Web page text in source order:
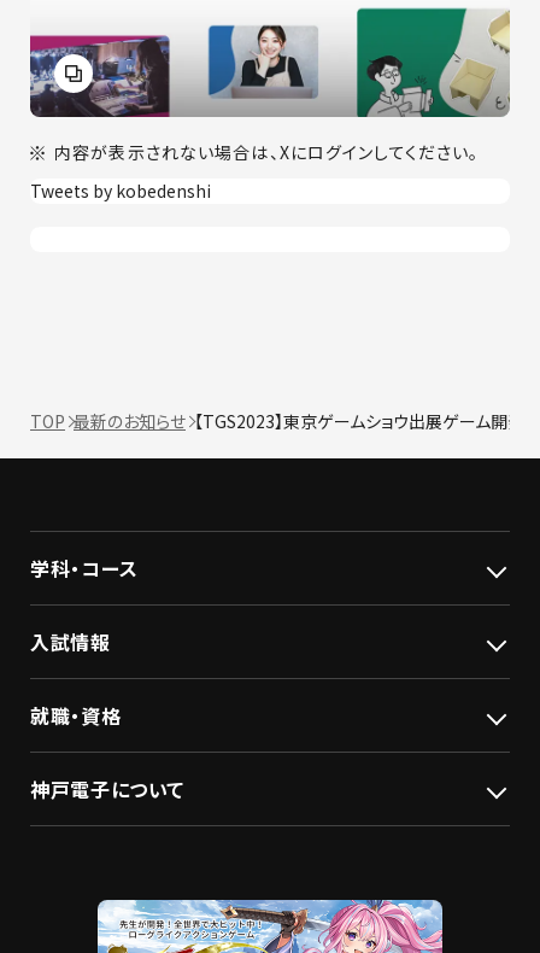
内容が表示されない場合は、Xにログインしてください。
Tweets by kobedenshi
TOP 最新のお知らせ 【TGS2023】東京ゲームショウ出展ゲーム開発
学科・コース
入試情報
就職・資格
神戸電子について